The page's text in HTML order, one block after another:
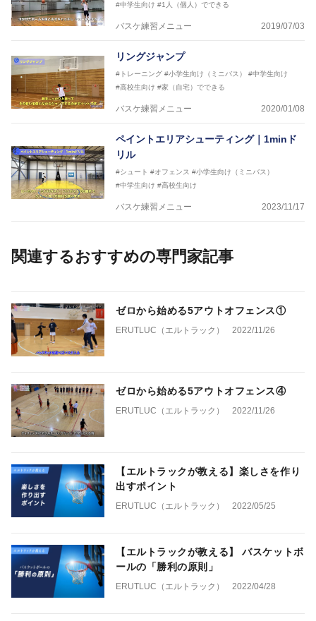
#中学生向け #1人（個人）でできる
バスケ練習メニュー 2019/07/03
リングジャンプ
#トレーニング #小学生向け（ミニバス）
#中学生向け
#高校生向け #家（自宅）でできる
バスケ練習メニュー 2020/01/08
ペイントエリアシューティング｜1minド
リル
#シュート #オフェンス #小学生向け（ミニバス）
#中学生向け #高校生向け
バスケ練習メニュー 2023/11/17
関連するおすすめの専門家記事
ゼロから始める5アウトオフェンス①
ERUTLUC（エルトラック） 2022/11/26
ゼロから始める5アウトオフェンス④
ERUTLUC（エルトラック） 2022/11/26
【エルトラックが教える】楽しさを作り
出すポイント
ERUTLUC（エルトラック） 2022/05/25
【エルトラックが教える】 バスケットボ
ールの「勝利の原則」
ERUTLUC（エルトラック） 2022/04/28